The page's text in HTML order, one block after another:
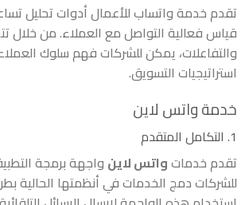
تقدم خدمة واتساب للأعمال أدوات تحليل
قياس فعالية التواصل مع العملاء. من خلال
والتفاعلات، يمكن للشركات فهم سلوك
استراتيجيات التسويق.
خدمة واتس لاين
1. التكامل المتقدم
تقدم خدماتواتس لاين
للشركات دمج الخدمات في أنظمتها الحالية